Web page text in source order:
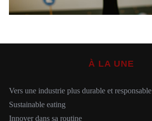
À LA UNE
Vers une industrie plus durable et responsable
Sustainable eating
Innover dans sa routine
e
c
r